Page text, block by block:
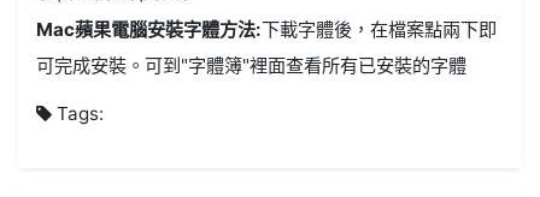
Mac蘋果電腦安裝字體方法:下載字體後，在檔案點兩下即
可完成安裝。可到"字體簿"裡面查看所有已安裝的字體
Tags: